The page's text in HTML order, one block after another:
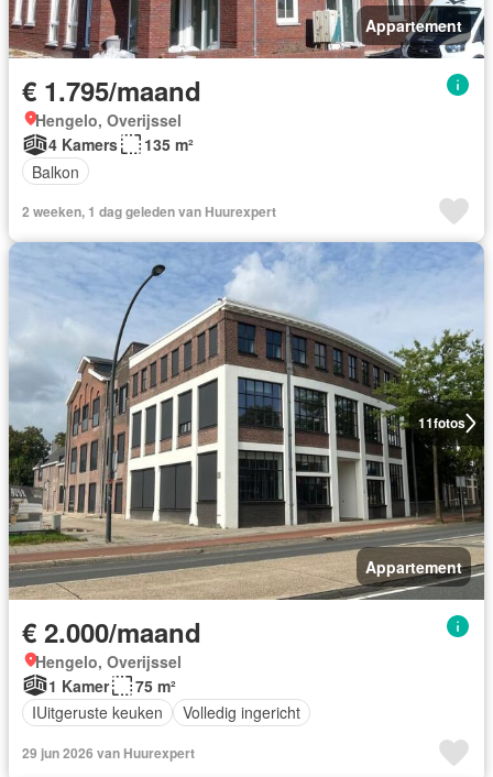
Appartement
€ 1.795/maand
Hengelo, Overijssel
4 Kamers
135 m²
Balkon
2 weeken, 1 dag geleden van Huurexpert
11fotos
Appartement
€ 2.000/maand
Hengelo, Overijssel
1 Kamer
75 m²
IUitgeruste keuken
Volledig ingericht
29 jun 2026 van Huurexpert